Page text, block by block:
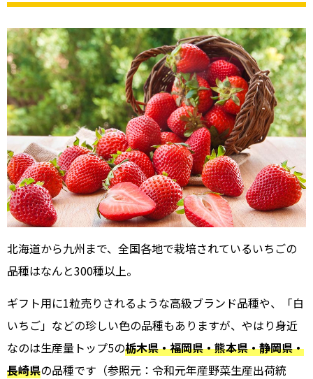
北海道から九州まで、全国各地で栽培されているいちごの
品種はなんと300種以上。
ギフト用に1粒売りされるような高級ブランド品種や、「白
いちご」などの珍しい色の品種もありますが、やはり身近
なのは生産量トップ5の栃木県・福岡県・熊本県・静岡県・
長崎県の品種です（参照元：令和元年産野菜生産出荷統